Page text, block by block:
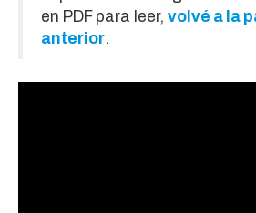
en PDF para leer, volvé a la
anterior.